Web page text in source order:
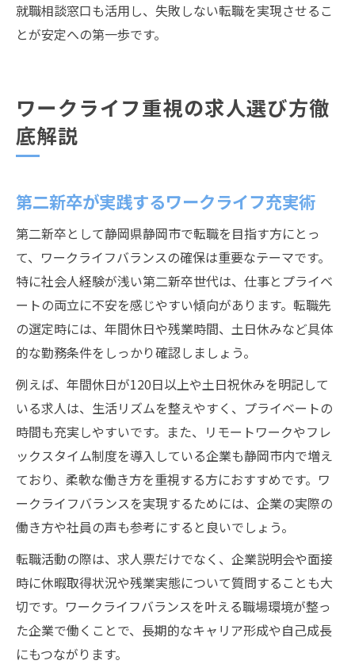
就職相談窓口も活用し、失敗しない転職を実現させるこ
とが安定への第一歩です。
ワークライフ重視の求人選び方徹
底解説
第二新卒が実践するワークライフ充実術
第二新卒として静岡県静岡市で転職を目指す方にとっ
て、ワークライフバランスの確保は重要なテーマです。
特に社会人経験が浅い第二新卒世代は、仕事とプライベ
ートの両立に不安を感じやすい傾向があります。転職先
の選定時には、年間休日や残業時間、土日休みなど具体
的な勤務条件をしっかり確認しましょう。
例えば、年間休日が120日以上や土日祝休みを明記して
いる求人は、生活リズムを整えやすく、プライベートの
時間も充実しやすいです。また、リモートワークやフレ
ックスタイム制度を導入している企業も静岡市内で増え
ており、柔軟な働き方を重視する方におすすめです。ワ
ークライフバランスを実現するためには、企業の実際の
働き方や社員の声も参考にすると良いでしょう。
転職活動の際は、求人票だけでなく、企業説明会や面接
時に休暇取得状況や残業実態について質問することも大
切です。ワークライフバランスを叶える職場環境が整っ
た企業で働くことで、長期的なキャリア形成や自己成長
にもつながります。